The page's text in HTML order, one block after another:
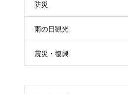
防災
雨の日観光
震災・復興